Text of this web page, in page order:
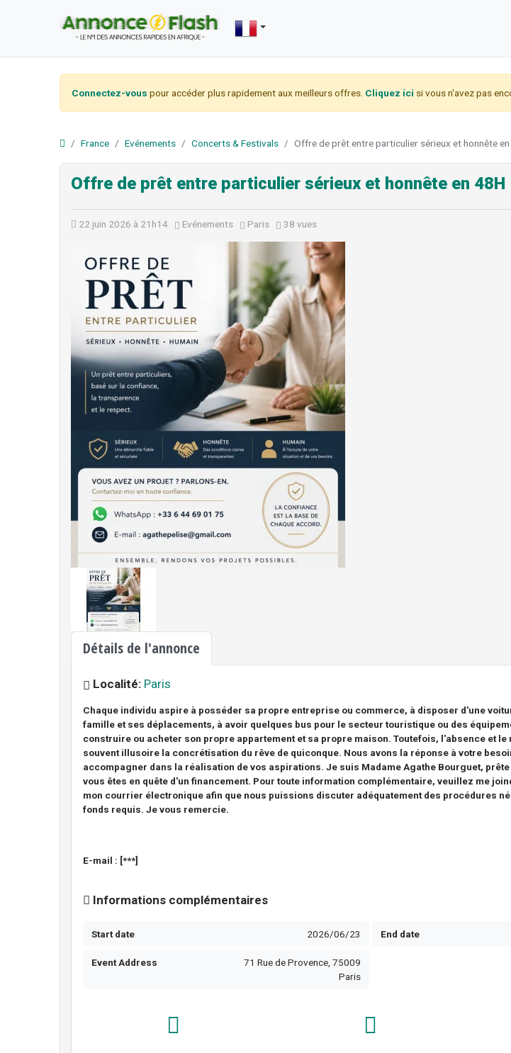
Connectez-vous pour accéder plus rapidement aux meilleurs offres. Cliquez ici si vous n'avez pas
France Evénements Concerts & Festivals Offre de prêt entre particulier sérieux et honnête en
Offre de prêt entre particulier sérieux et honnête en 48H
22 juin 2026 à 21h14 Evénements Paris 38 vues
Détails de l'annonce
Localité: Paris
Chaque individu aspire à posséder sa propre entreprise ou commerce, à disposer d'une
famille et ses déplacements, à avoir quelques bus pour le secteur touristique ou des
construire ou acheter son propre appartement et sa propre maison. Toutefois, l'absence et le
souvent illusoire la concrétisation du rêve de quiconque. Nous avons la réponse à votre
accompagner dans la réalisation de vos aspirations. Je suis Madame Agathe Bourguet,
vous êtes en quête d'un financement. Pour toute information complémentaire, veuillez me
mon courrier électronique afin que nous puissions discuter adéquatement des procédures
fonds requis. Je vous remercie.
E-mail : [***]
Informations complémentaires
Start date 2026/06/23 End date
Event Address
71 Rue de Provence, 75009
Paris